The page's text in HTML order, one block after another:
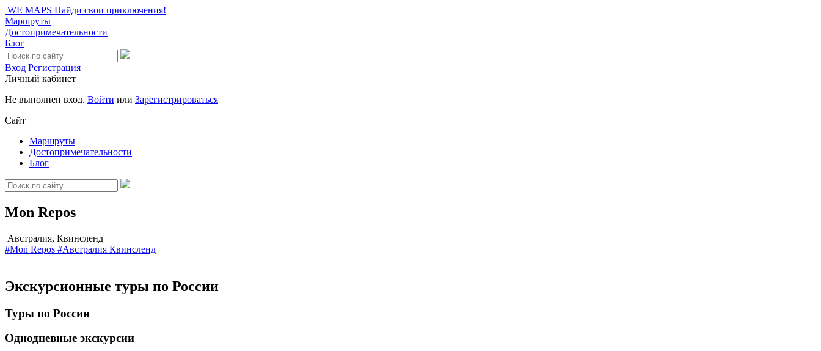
WE MAPS Найди свои приключения!
Маршруты
Достопримечательности
Блог
Вход Регистрация
Личный кабинет
Не выполнен вход. Войти или Зарегистрироваться
Сайт
Маршруты
Достопримечательности
Блог
Mon Repos
Австралия, Квинсленд
#Mon Repos #Австралия Квинсленд
Экскурсионные туры по России
Туры по России
Однодневные экскурсии